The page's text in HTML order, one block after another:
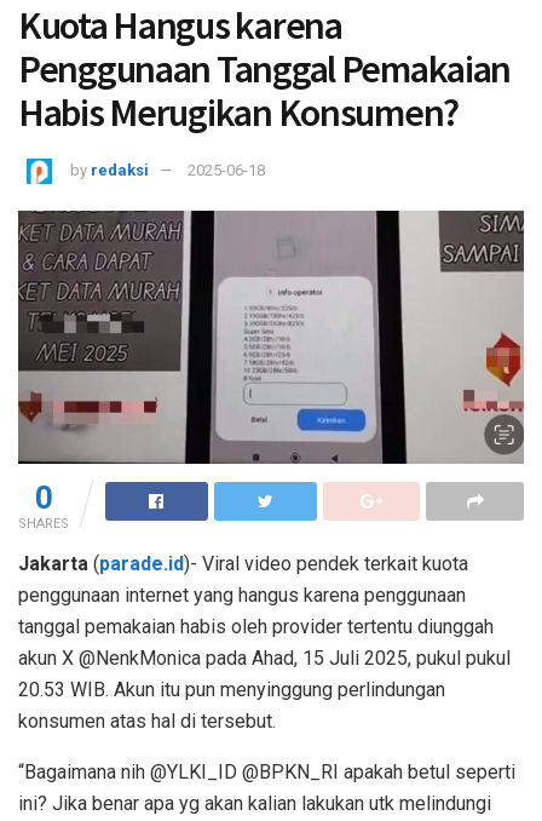
Kuota Hangus karena
Penggunaan Tanggal Pemakaian
Habis Merugikan Konsumen?
by redaksi 2025-06-18
0
SHARES
Jakarta (parade.id)- Viral video pendek terkait kuota
penggunaan internet yang hangus karena penggunaan
tanggal pemakaian habis oleh provider tertentu diunggah
akun X @NenkMonica pada Ahad, 15 Juli 2025, pukul pukul
20.53 WIB. Akun itu pun menyinggung perlindungan
konsumen atas hal di tersebut.
“Bagaimana nih @YLKI_ID @BPKN_RI apakah betul seperti
ini? Jika benar apa yg akan kalian lakukan utk melindungi